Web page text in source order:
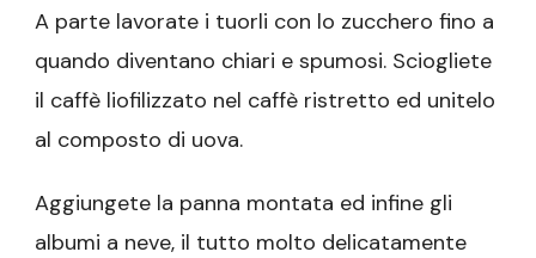
A parte lavorate i tuorli con lo zucchero fino a
quando diventano chiari e spumosi. Sciogliete
il caffè liofilizzato nel caffè ristretto ed unitelo
al composto di uova.
Aggiungete la panna montata ed infine gli
albumi a neve, il tutto molto delicatamente